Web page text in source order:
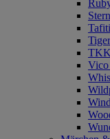
Tafiti
Vico